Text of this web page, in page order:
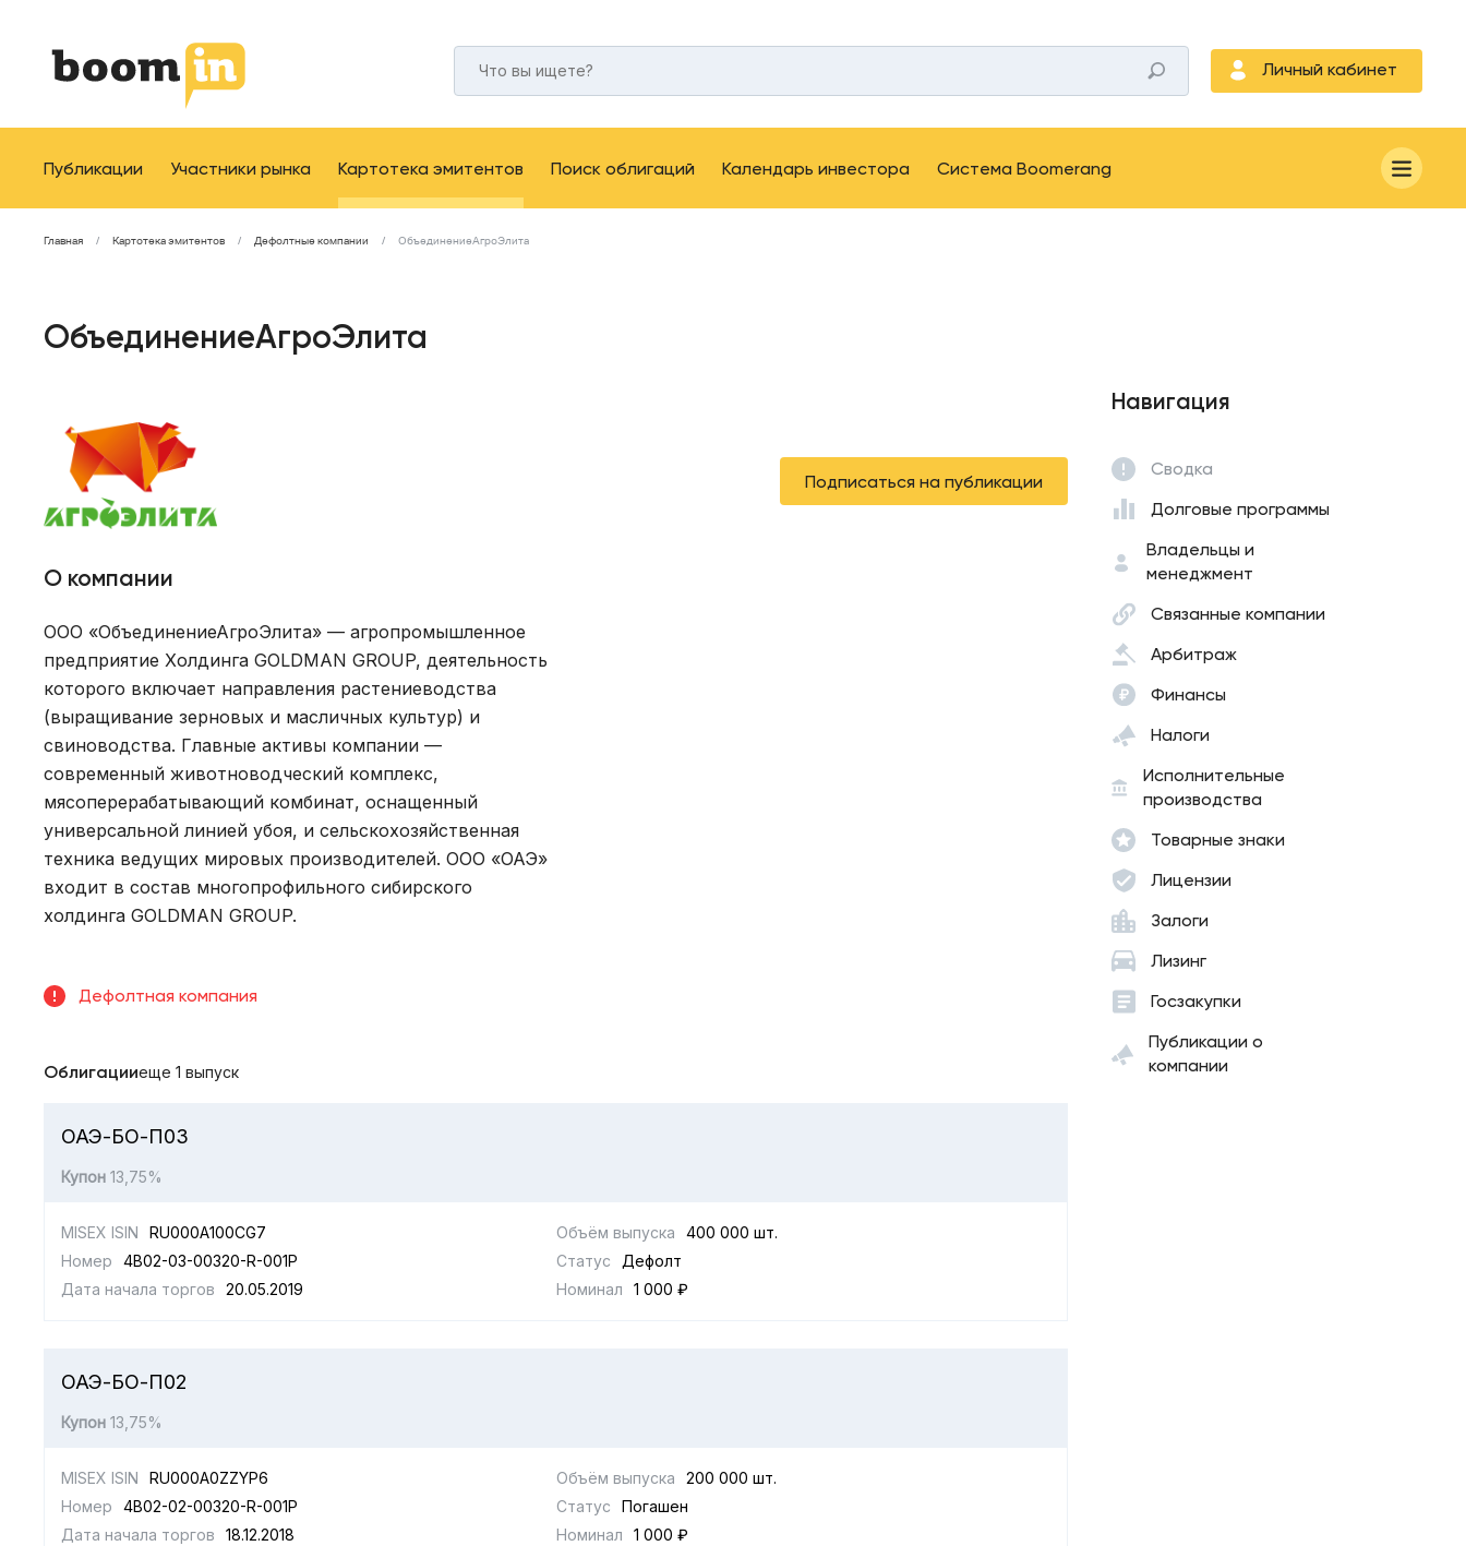
Личный кабинет
Публикации Участники рынка Картотека эмитентов Поиск облигаций Календарь инвестора Система Boomerang
Главная Картотека эмитентов Дефолтные компании ОбъединениеАгроЭлита
ОбъединениеАгроЭлита
Подписаться на публикации
О компании
ООО «ОбъединениеАгроЭлита» — агропромышленное
предприятие Холдинга GOLDMAN GROUP, деятельность
которого включает направления растениеводства
(выращивание зерновых и масличных культур) и
свиноводства. Главные активы компании —
современный животноводческий комплекс,
мясоперерабатывающий комбинат, оснащенный
универсальной линией убоя, и сельскохозяйственная
техника ведущих мировых производителей. ООО «ОАЭ»
входит в состав многопрофильного сибирского
холдинга GOLDMAN GROUP.
Дефолтная компания
Облигацииеще 1 выпуск
ОАЭ-БО-П03
Купон 13,75%
MISEX ISIN RU000A100CG7 Объём выпуска
400 000 шт.
Номер
4B02-03-00320-R-001P Статус
Дефолт
Дата начала торгов
20.05.2019 Номинал 1 000 ₽
ОАЭ-БО-П02
Купон 13,75%
MISEX ISIN RU000A0ZZYP6 Объём выпуска
200 000 шт.
Номер
4B02-02-00320-R-001P Статус
Погашен
Дата начала торгов
18.12.2018 Номинал 1 000 ₽
Навигация
Сводка
Долговые программы
Владельцы и
менеджмент
Связанные компании
Арбитраж
Финансы
Налоги
Исполнительные
производства
Товарные знаки
Лицензии
Залоги
Лизинг
Госзакупки
Публикации о
компании